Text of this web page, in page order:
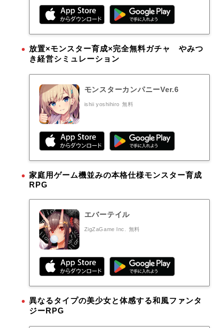
放置×モンスター育成×完全無料ガチャ やみつ
き経営シミュレーション
モンスターカンパニーVer.6
ishii yoshihiro 無料
家庭用ゲーム機並みの本格仕様モンスター育成
RPG
エバーテイル
ZigZaGame Inc. 無料
異なるタイプの美少女と体感する和風ファンタ
ジーRPG